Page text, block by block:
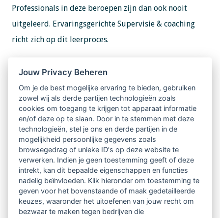
Professionals in deze beroepen zijn dan ook nooit
uitgeleerd. Ervaringsgerichte Supervisie & coaching
richt zich op dit leerproces.
aanmelden ga je naar de website van Kempler
Instituut.
Website Kempler Instituut Nederland
PE-Punten aanvragen?
Jouw Privacy Beheren
Om je de best mogelijke ervaring te bieden, gebruiken
zowel wij als derde partijen technologieën zoals
cookies om toegang te krijgen tot apparaat informatie
en/of deze op te slaan. Door in te stemmen met deze
technologieën, stel je ons en derde partijen in de
mogelijkheid persoonlijke gegevens zoals
browsegedrag of unieke ID's op deze website te
verwerken. Indien je geen toestemming geeft of deze
intrekt, kan dit bepaalde eigenschappen en functies
nadelig beïnvloeden. Klik hieronder om toestemming te
geven voor het bovenstaande of maak gedetailleerde
keuzes, waaronder het uitoefenen van jouw recht om
bezwaar te maken tegen bedrijven die